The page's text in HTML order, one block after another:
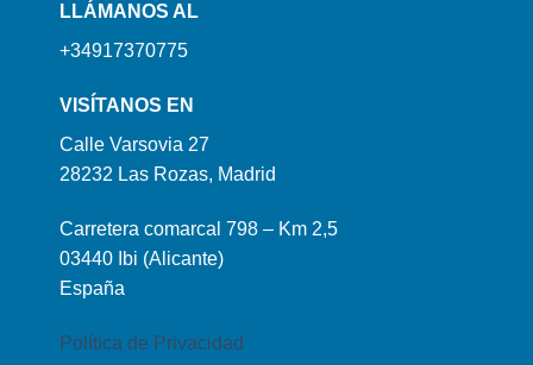
LLÁMANOS AL
+34917370775
VISÍTANOS EN
Calle Varsovia 27
28232 Las Rozas, Madrid
Carretera comarcal 798 – Km 2,5
03440 Ibi (Alicante)
España
Política de Privacidad